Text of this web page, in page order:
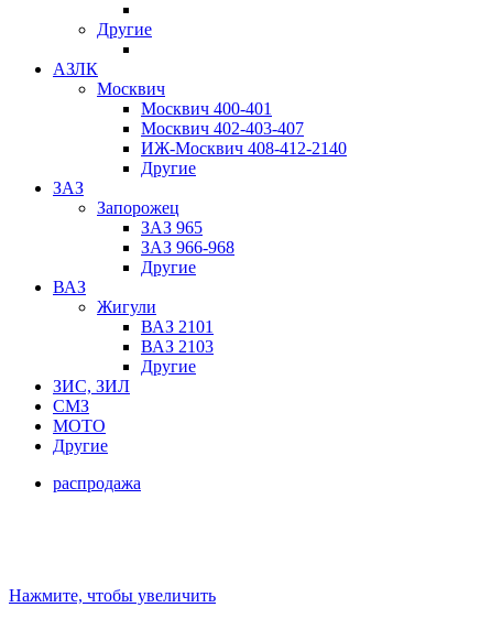
Другие
АЗЛК
Москвич
Москвич 400-401
Москвич 402-403-407
ИЖ-Москвич 408-412-2140
Другие
ЗАЗ
Запорожец
ЗАЗ 965
ЗАЗ 966-968
Другие
ВАЗ
Жигули
ВАЗ 2101
ВАЗ 2103
Другие
ЗИС, ЗИЛ
СМЗ
МОТО
Другие
распродажа
Нажмите, чтобы увеличить